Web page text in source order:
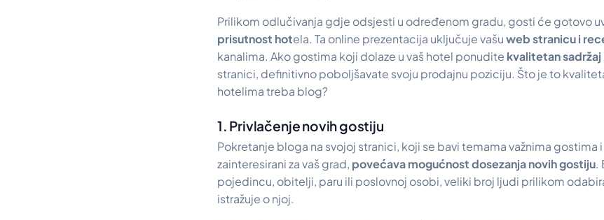
Prilikom odlučivanja gdje odsjesti u određenom gradu, gosti će gotovo
prisutnost hotela. Ta online prezentacija uključuje vašuweb stranicu i
kanalima. Ako gostima koji dolaze u vaš hotel ponudite kvalitetan sadržaj
stranici, definitivno poboljšavate svoju prodajnu poziciju. Što je to
hotelima treba blog?
1. Privlačenje novih gostiju
Pokretanje bloga na svojoj stranici, koji se bavi temama važnima gostima
zainteresirani za vaš grad, povećava mogućnost dosezanja novih gostiju.
pojedincu, obitelji, paru ili poslovnoj osobi, veliki broj ljudi prilikom
istražuje o njoj.